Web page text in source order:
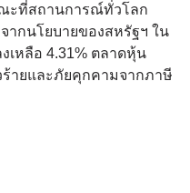
ะที่สถานการณ์ทั่วโลก
ากนโยบายของสหรัฐฯ ใน
เหลือ 4.31% ตลาดหุ้น
ายและภัยคุกคามจากภาษี